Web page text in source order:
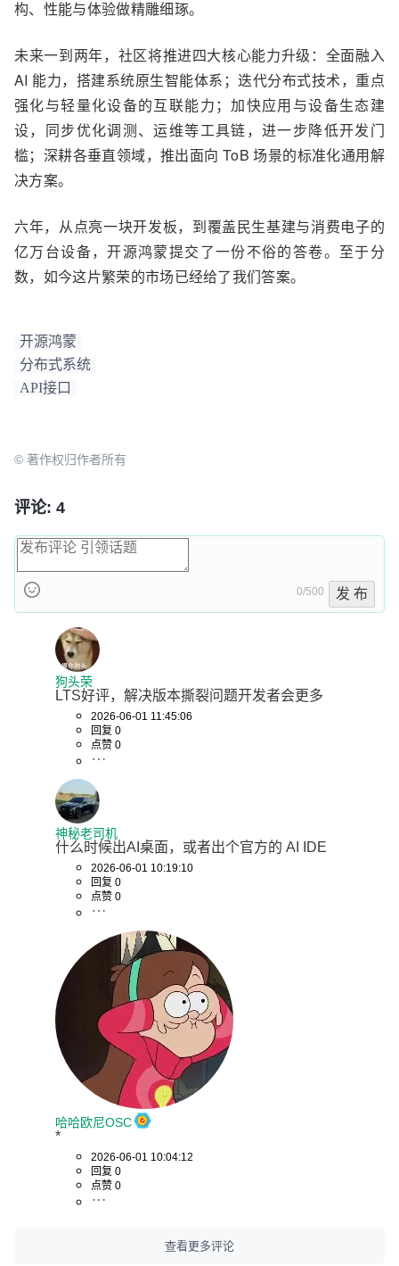
构、性能与体验做精雕细琢。
未来一到两年，社区将推进四大核心能力升级 ：全面融入
AI 能力，搭建系统原生智能体系；迭代分布式技术，重点
强化与轻量化设备的互联能力；加快应用与设备生态建
设，同步优化调测、运维等工具链，进一步降低开发门
槛；深耕各垂直领域，推出面向 ToB 场景的标准化通用解
决方案。
六年， 从点亮一块开发板，到覆盖民生基建与消费电子的
亿万台设备，开源鸿蒙提交了一份不俗的答卷。至于分
数，如今这片繁荣的市场已经给了我们答案。
开源鸿蒙
分布式系统
API接口
© 著作权归作者所有
评论: 4
0/500 发 布
狗头荣
LTS好评，解决版本撕裂问题开发者会更多
2026-06-01 11:45:06
回复 0
点赞 0
神秘老司机
什么时候出AI桌面，或者出个官方的 AI IDE
2026-06-01 10:19:10
回复 0
点赞 0
哈哈欧尼OSC
*
2026-06-01 10:04:12
回复 0
点赞 0
查看更多评论